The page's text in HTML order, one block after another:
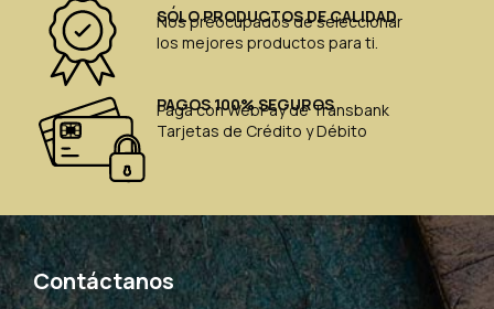
SÓLO PRODUCTOS DE CALIDAD
Nos preocupados de seleccionar
los mejores productos para ti.
PAGOS 100% SEGUROS
Paga con WebPay de Transbank
Tarjetas de Crédito y Débito
Contáctanos